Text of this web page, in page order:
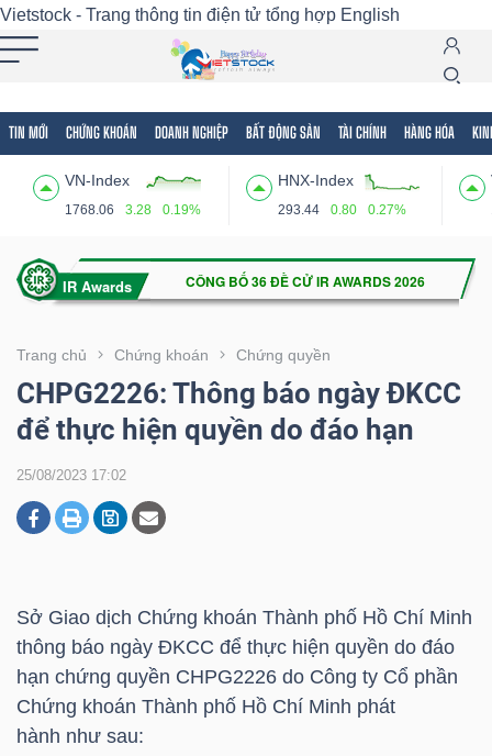
Vietstock - Trang thông tin điện tử tổng hợp English
TIN MỚI CHỨNG KHOÁN DOANH NGHIỆP BẤT ĐỘNG SẢN TÀI CHÍNH HÀNG HÓA
VN-Index
1768.06 3.28 0.19%
HNX-Index
293.44 0.80 0.27%
Trang chủ Chứng khoán Chứng quyền
CHPG2226: Thông báo ngày ĐKCC
để thực hiện quyền do đáo hạn
25/08/2023 17:02
Sở Giao dịch Chứng khoán Thành phố Hồ Chí Minh
thông báo ngày ĐKCC để thực hiện quyền do đáo
hạn chứng quyền CHPG2226 do Công ty Cổ phần
Chứng khoán Thành phố Hồ Chí Minh phát
hành như sau:
Tất cả Tính năng Ngành Mã chứng khoán
Tính
(-)
VIETSTOCK
CHỨNG
BẤT
ĐỘNG